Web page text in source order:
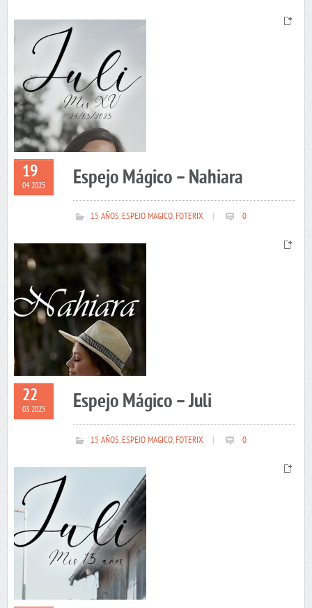
19
04 2025 Espejo Mágico – Nahiara
15 AÑOS,ESPEJO MAGICO,FOTERIX 0
22
03 2025 Espejo Mágico – Juli
15 AÑOS,ESPEJO MAGICO,FOTERIX 0